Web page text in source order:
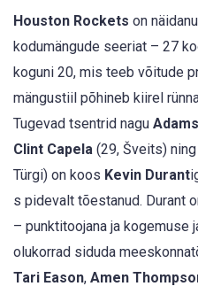
Houston Rockets on
kodumängude seeriat – 27
koguni 20, mis teeb võitude
mängustiil põhineb kiirel
Tugevad tsentrid nagu
Clint Capela (29, Šveits)
Türgi) on koos Kevin Durant
s pidevalt tõestanud. Durant
– punktitoojana ja kogemuse
olukorrad siduda
Tari Eason, Amen